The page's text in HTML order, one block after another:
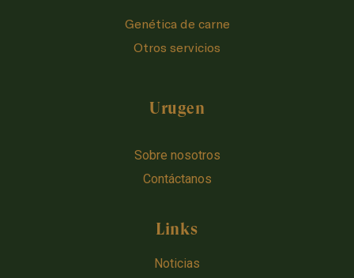
Genética de carne
Otros servicios
Urugen
Sobre nosotros
Contáctanos
Links
Noticias